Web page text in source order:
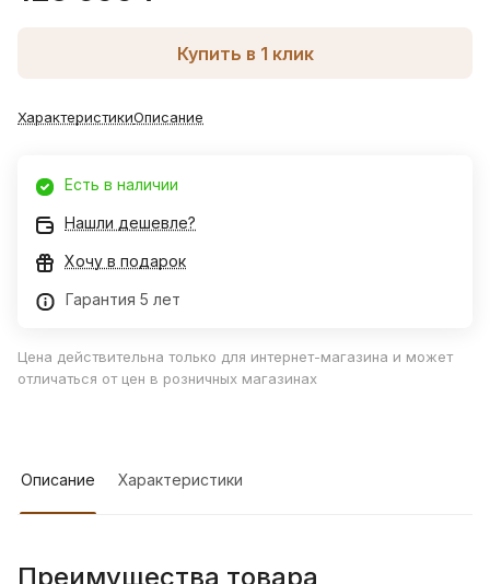
Купить в 1 клик
ХарактеристикиОписание
Есть в наличии
Нашли дешевле?
Хочу в подарок
Гарантия 5 лет
Цена действительна только для интернет-магазина и может
отличаться от цен в розничных магазинах
Описание Характеристики
Преимущества товара